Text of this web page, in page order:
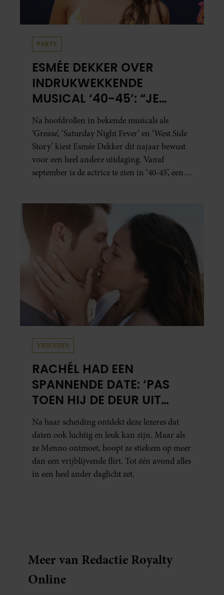
PARTY
ESMÉE DEKKER OVER
INDRUKWEKKENDE
MUSICAL ‘40-45’: “JE
BESEFT INEENS HOE
KOSTBAAR VRIJHEID IS”
Na hoofdrollen in bekende musicals als
‘Grease’, ‘Saturday Night Fever’ en ‘West Side
Story’ kiest Esmée Dekker dit najaar bewust
voor een heel andere uitdaging. Vanaf
september is de actrice te zien in ‘40-45’, een
een voorstelling die niet alleen raakt, maar
het publiek ook aan het denken zet.
VRIENDIN
RACHÉL HAD EEN
SPANNENDE DATE: ‘PAS
TOEN HIJ DE DEUR UIT
WAS, BESEFTE IK WAT ER
ECHT WAS GEBEURD’
Na haar scheiding ontdekt deze lezeres dat
daten ook luchtig en leuk kan zijn. Maar als
ze Menno ontmoet, hoopt ze stiekem op meer
dan een vrijblijvende flirt. Tot één avond alles
in een heel ander daglicht zet.
Meer van Redactie Royalty
Online